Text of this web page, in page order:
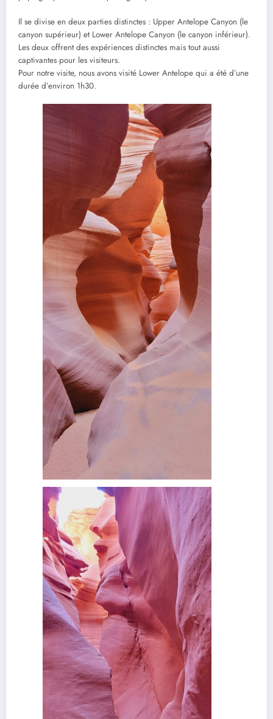
Il se divise en deux parties distinctes : Upper Antelope Canyon (le
canyon supérieur) et Lower Antelope Canyon (le canyon inférieur).
Les deux offrent des expériences distinctes mais tout aussi
captivantes pour les visiteurs.
Pour notre visite, nous avons visité Lower Antelope qui a été d’une
durée d’environ 1h30.